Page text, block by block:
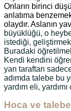
Onların birinci
anlatıma
olaydır. Aslanın
büyüklüğü, o
istediği,
Buradaki
Kendi kendini
yan taraftan
adımda talebe bu
yardım eli,
Hoca ve